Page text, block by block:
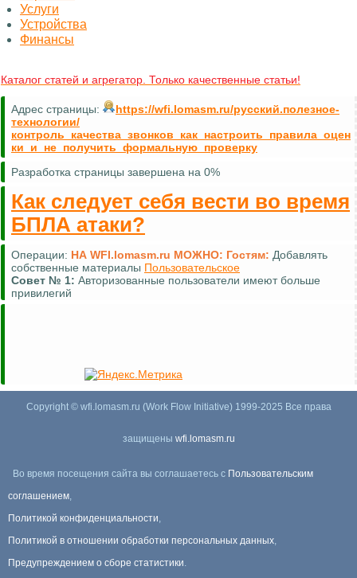
Услуги
Устройства
Финансы
Каталог статей и агрегатор. Только качественные статьи!
Адрес страницы:
https://wfi.lomasm.ru/русский.полезное-
технологии/
контроль_качества_звонков_как_настроить_правила_оцен
ки_и_не_получить_формальную_проверку
Разработка страницы завершена на 0%
Как следует себя вести во время
БПЛА атаки?
Операции: НА WFI.lomasm.ru МОЖНО: Гостям: Добавлять
собственные материалы Пользовательское
Совет № 1: Авторизованные пользователи имеют больше
привилегий
Copyright © wfi.lomasm.ru (Work Flow Initiative) 1999-2025 Все права
защищены wfi.lomasm.ru
Во время посещения сайта вы соглашаетесь с Пользовательским
соглашением,
Политикой конфиденциальности,
Политикой в отношении обработки персональных данных,
Предупреждением о сборе статистики.